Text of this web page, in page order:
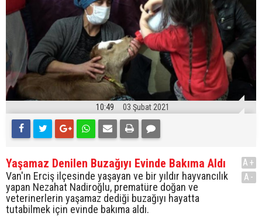
10:49 03 Şubat 2021
Yaşamaz Denilen Buzağıyı Evinde Bakıma Aldı
Van'ın Erciş ilçesinde yaşayan ve bir yıldır hayvancılık
yapan Nezahat Nadiroğlu, prematüre doğan ve
veterinerlerin yaşamaz dediği buzağıyı hayatta
tutabilmek için evinde bakıma aldı.
A+
A-